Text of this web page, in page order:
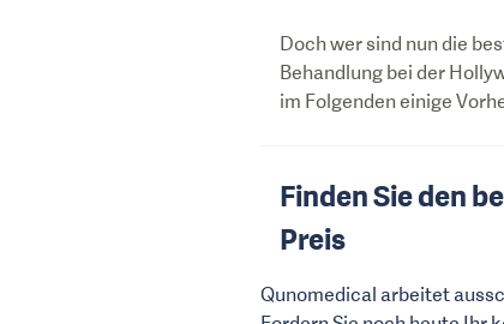
Doch wer sind nun die
Behandlung bei der
im Folgenden einige
Finden Sie den
Preis
Qunomedical arbeitet